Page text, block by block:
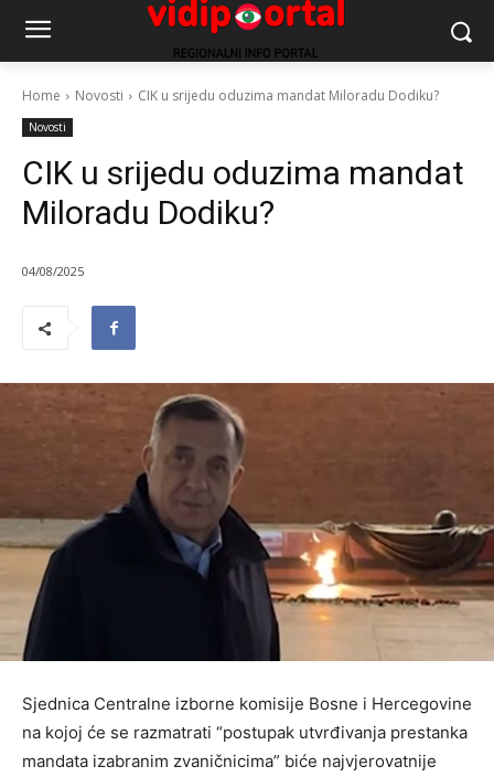
Home Novosti CIK u srijedu oduzima mandat Miloradu Dodiku?
Novosti
CIK u srijedu oduzima mandat
Miloradu Dodiku?
04/08/2025
Sjednica Centralne izborne komisije Bosne i Hercegovine
na kojoj će se razmatrati “postupak utvrđivanja prestanka
mandata izabranim zvaničnicima” biće najvjerovatnije